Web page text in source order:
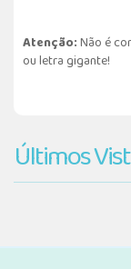
Atenção:Não é
ou letra gigante!
Últimos